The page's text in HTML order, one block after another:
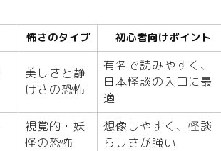
怖さのタイプ 初心者向けポイント
美しさと静
けさの恐怖
有名で読みやすく、
日本怪談の入口に最
適
視覚的・妖
怪の恐怖
想像しやすく、怪談
らしさが強い